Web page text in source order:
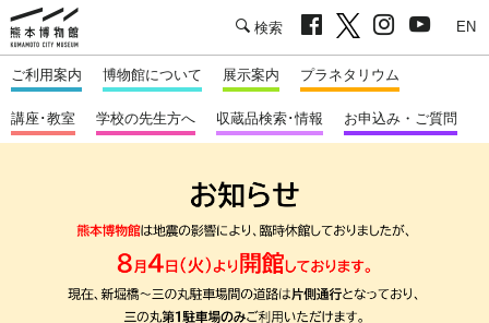
ご利用案内 博物館について 展示案内 プラネタリウム
講座･教室 学校の先生方へ 収蔵品検索･情報 お申込み・ご質問
facebook
twitter
English